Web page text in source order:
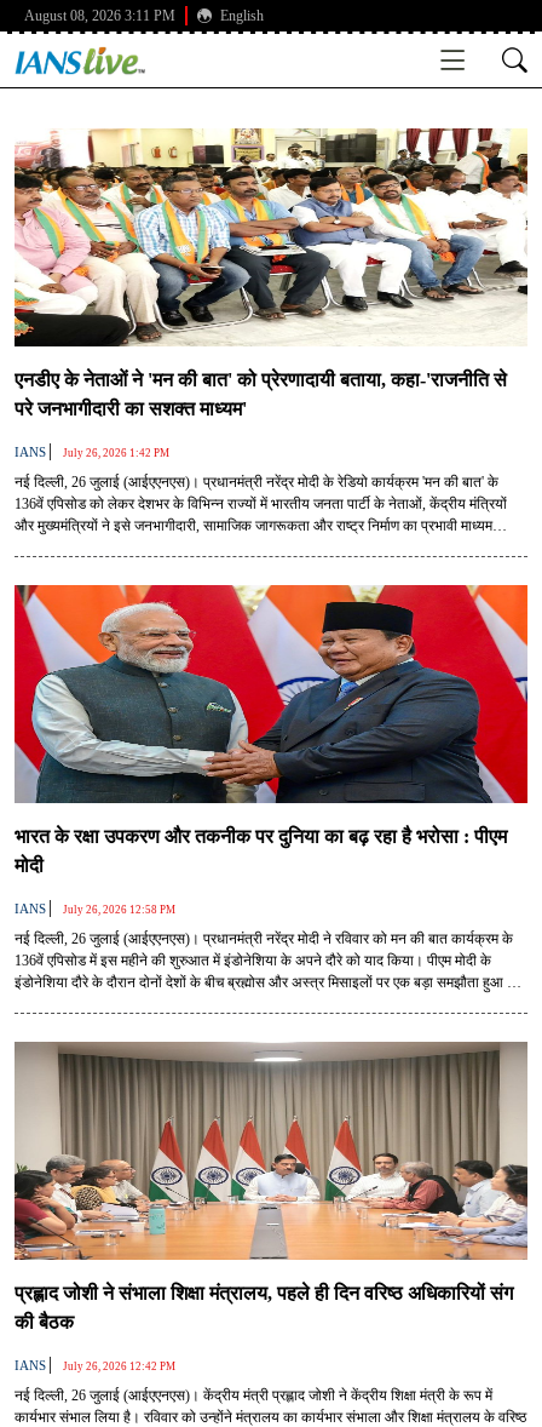
August 08, 2026 3:11 PM English
एनडीए के नेताओं ने 'मन की बात' को प्रेरणादायी बताया, कहा-'राजनीति से
परे जनभागीदारी का सशक्त माध्यम'
IANS | July 26, 2026 1:42 PM
नई दिल्ली, 26 जुलाई (आईएएनएस)। प्रधानमंत्री नरेंद्र मोदी के रेडियो कार्यक्रम 'मन की बात' के
136वें एपिसोड को लेकर देशभर के विभिन्न राज्यों में भारतीय जनता पार्टी के नेताओं, केंद्रीय मंत्रियों
और मुख्यमंत्रियों ने इसे जनभागीदारी, सामाजिक जागरूकता और राष्ट्र निर्माण का प्रभावी माध्यम
प्रदान करता है।
भारत के रक्षा उपकरण और तकनीक पर दुनिया का बढ़ रहा है भरोसा : पीएम
मोदी
IANS | July 26, 2026 12:58 PM
नई दिल्ली, 26 जुलाई (आईएएनएस)। प्रधानमंत्री नरेंद्र मोदी ने रविवार को मन की बात कार्यक्रम के
136वें एपिसोड में इस महीने की शुरुआत में इंडोनेशिया के अपने दौरे को याद किया। पीएम मोदी के
इंडोनेशिया दौरे के दौरान दोनों देशों के बीच ब्रह्मोस और अस्त्र मिसाइलों पर एक बड़ा समझौता हुआ था
प्रह्लाद जोशी ने संभाला शिक्षा मंत्रालय, पहले ही दिन वरिष्ठ अधिकारियों संग
की बैठक
IANS | July 26, 2026 12:42 PM
नई दिल्ली, 26 जुलाई (आईएएनएस)। केंद्रीय मंत्री प्रह्लाद जोशी ने केंद्रीय शिक्षा मंत्री के रूप में
कार्यभार संभाल लिया है। रविवार को उन्होंने मंत्रालय का कार्यभार संभाला और शिक्षा मंत्रालय के वरिष्ठ